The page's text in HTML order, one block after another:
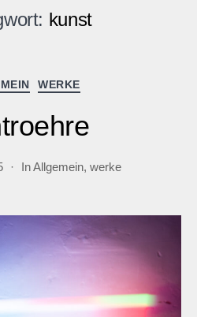
kunst
Kategorien
WERKE
InAllgemein, werke